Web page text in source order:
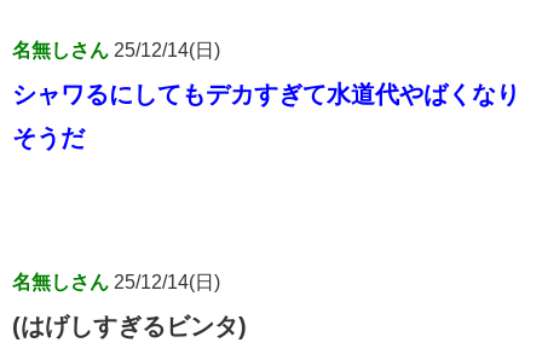
名無しさん 25/12/14(日)
シャワるにしてもデカすぎて水道代やばくなり
そうだ
名無しさん 25/12/14(日)
(はげしすぎるビンタ)